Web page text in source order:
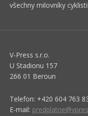
všechny milovníky
V-Press s.r.o.
U Stadionu 157
266 01 Beroun
Telefon: +420 604 763
E-mail: